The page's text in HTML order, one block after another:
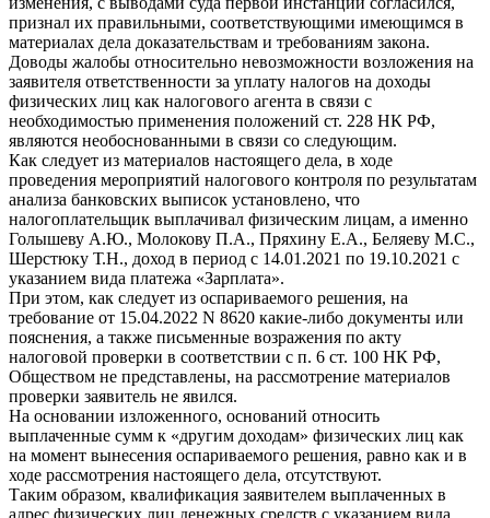
признал их правильными, соответствующими имеющимся в
материалах дела доказательствам и требованиям закона.
Доводы жалобы относительно невозможности возложения на
заявителя ответственности за уплату налогов на доходы
физических лиц как налогового агента в связи с
необходимостью применения положений ст. 228 НК РФ,
являются необоснованными в связи со следующим.
Как следует из материалов настоящего дела, в ходе
проведения мероприятий налогового контроля по результатам
анализа банковских выписок установлено, что
налогоплательщик выплачивал физическим лицам, а именно
Голышеву А.Ю., Молокову П.А., Пряхину Е.А., Беляеву М.С.,
Шерстюку Т.Н., доход в период с 14.01.2021 по 19.10.2021 с
указанием вида платежа «Зарплата».
При этом, как следует из оспариваемого решения, на
требование от 15.04.2022 N 8620 какие-либо документы или
пояснения, а также письменные возражения по акту
налоговой проверки в соответствии с п. 6 ст. 100 НК РФ,
Обществом не представлены, на рассмотрение материалов
проверки заявитель не явился.
На основании изложенного, оснований относить
выплаченные сумм к «другим доходам» физических лиц как
на момент вынесения оспариваемого решения, равно как и в
ходе рассмотрения настоящего дела, отсутствуют.
Таким образом, квалификация заявителем выплаченных в
адрес физических лиц денежных средств с указанием вида